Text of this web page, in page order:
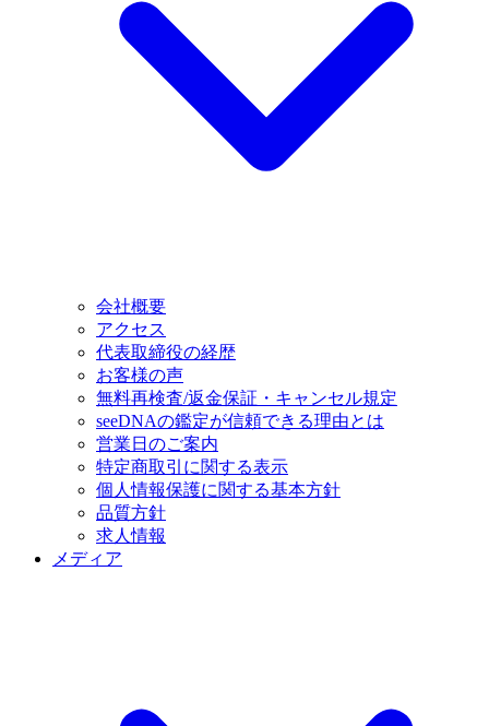
会社概要
アクセス
代表取締役の経歴
お客様の声
無料再検査/返金保証・キャンセル規定
seeDNAの鑑定が信頼できる理由とは
営業日のご案内
特定商取引に関する表示
個人情報保護に関する基本方針
品質方針
求人情報
メディア